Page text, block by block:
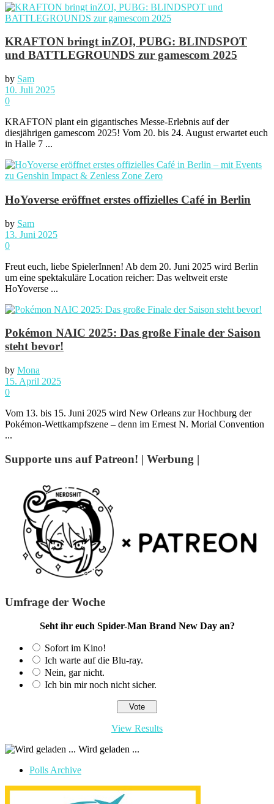
KRAFTON bringt inZOI, PUBG: BLINDSPOT
und BATTLEGROUNDS zur gamescom 2025
by Sam
10. Juli 2025
0
KRAFTON plant ein gigantisches Messe-Erlebnis auf der
diesjährigen gamescom 2025! Vom 20. bis 24. August erwartet euch
in Halle 7 ...
HoYoverse eröffnet erstes offizielles Café in Berlin
by Sam
13. Juni 2025
0
Freut euch, liebe SpielerInnen! Ab dem 20. Juni 2025 wird Berlin
um eine spektakuläre Location reicher: Das weltweit erste
HoYoverse ...
Pokémon NAIC 2025: Das große Finale der Saison
steht bevor!
by Mona
15. April 2025
0
Vom 13. bis 15. Juni 2025 wird New Orleans zur Hochburg der
Pokémon-Wettkampfszene – denn im Ernest N. Morial Convention
...
Supporte uns auf Patreon! | Werbung |
Umfrage der Woche
Seht ihr euch Spider-Man Brand New Day an?
Sofort im Kino!
Ich warte auf die Blu-ray.
Nein, gar nicht.
Ich bin mir noch nicht sicher.
View Results
Wird geladen ...
Polls Archive